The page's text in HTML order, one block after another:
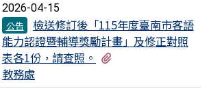
2026-04-15
公告
檢送修訂後「115年度臺南市客語
能力認證暨輔導獎勵計畫」及修正對照
表各1份，請查照。
教務處